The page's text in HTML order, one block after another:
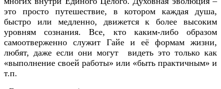
это просто путешествие, в котором каждая душа,
быстро или медленно, движется к более высоким
уровням сознания. Все, кто каким-либо образом
самоотверженно служит Гайе и её формам жизни,
любят, даже если они могут видеть это только как
«выполнение своей работы» или «быть практичным» и
т.п.